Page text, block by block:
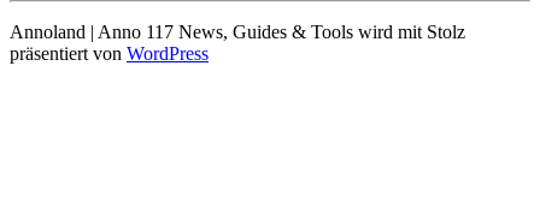
Annoland | Anno 117 News, Guides & Tools wird mit Stolz
präsentiert von WordPress